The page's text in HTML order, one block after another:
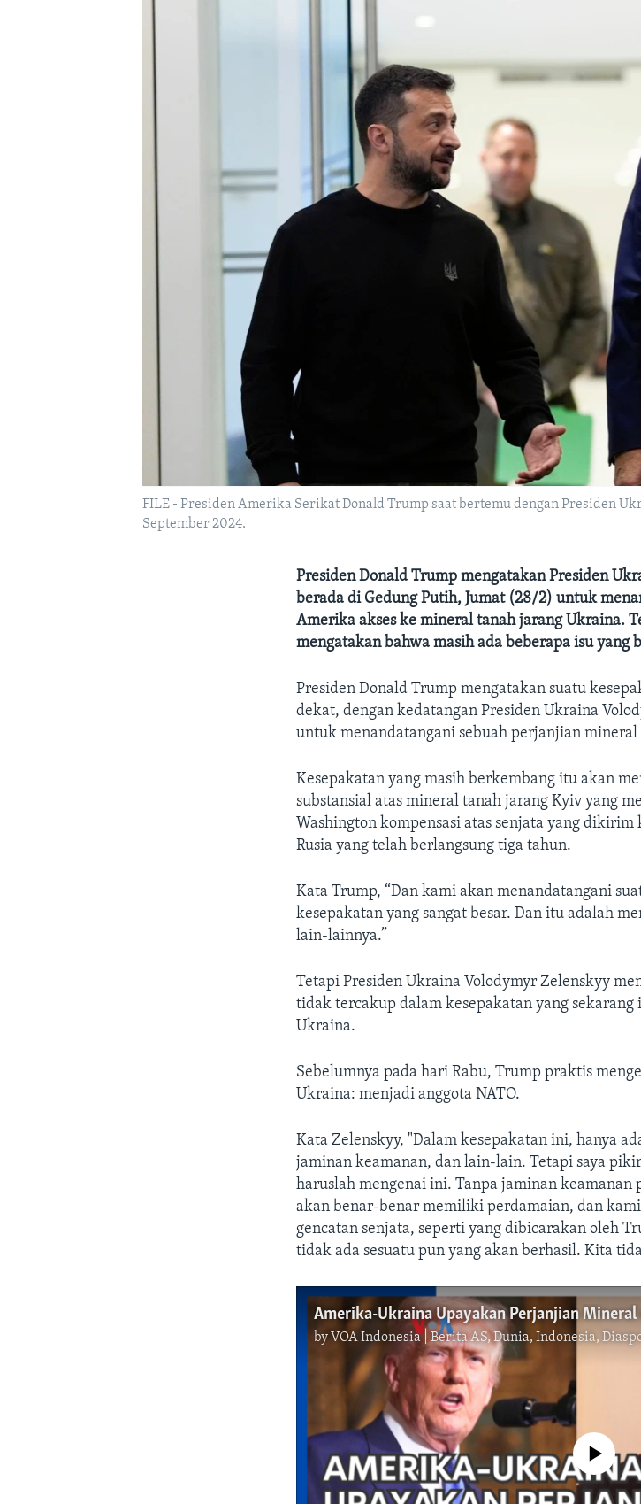
FILE - Presiden Amerika Serikat Donald Trump saat bertemu dengan Presiden
September 2024.
Presiden Donald Trump mengatakan Presiden
berada di Gedung Putih, Jumat (28/2) untuk
Amerika akses ke mineral tanah jarang Ukraina.
mengatakan bahwa masih ada beberapa isu yang
Presiden Donald Trump mengatakan suatu
dekat, dengan kedatangan Presiden Ukraina
untuk menandatangani sebuah perjanjian mineral
Kesepakatan yang masih berkembang itu akan
substansial atas mineral tanah jarang Kyiv yang
Washington kompensasi atas senjata yang
Rusia yang telah berlangsung tiga tahun.
Kata Trump, “Dan kami akan menandatangani
kesepakatan yang sangat besar. Dan itu adalah
lain-lainnya.”
Tetapi Presiden Ukraina Volodymyr Zelenskyy
tidak tercakup dalam kesepakatan yang
Ukraina.
Sebelumnya pada hari Rabu, Trump praktis
Ukraina: menjadi anggota NATO.
Kata Zelenskyy, "Dalam kesepakatan ini, hanya
jaminan keamanan, dan lain-lain. Tetapi saya
haruslah mengenai ini. Tanpa jaminan keamanan
akan benar-benar memiliki perdamaian, dan
gencatan senjata, seperti yang dibicarakan oleh
tidak ada sesuatu pun yang akan berhasil. Kita
byVOA Indonesia | Berita AS, Dunia, Indonesia, Diaspora
No media source